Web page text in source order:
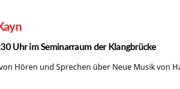
Uhr im Seminarraum der Klangbrücke
Hören und Sprechen über Neue Musik von